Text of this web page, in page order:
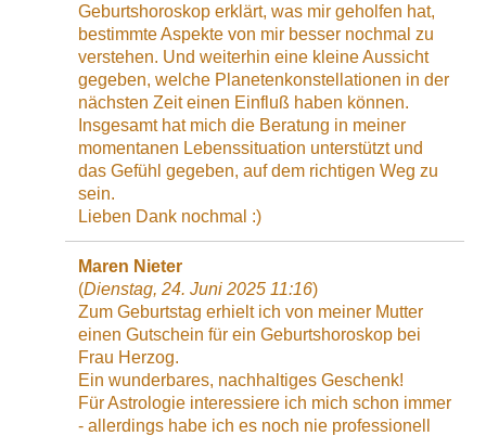
Geburtshoroskop erklärt, was mir geholfen hat,
bestimmte Aspekte von mir besser nochmal zu
verstehen. Und weiterhin eine kleine Aussicht
gegeben, welche Planetenkonstellationen in der
nächsten Zeit einen Einfluß haben können.
Insgesamt hat mich die Beratung in meiner
momentanen Lebenssituation unterstützt und
das Gefühl gegeben, auf dem richtigen Weg zu
sein.
Lieben Dank nochmal :)
Maren Nieter
(Dienstag, 24. Juni 2025 11:16)
Zum Geburtstag erhielt ich von meiner Mutter
einen Gutschein für ein Geburtshoroskop bei
Frau Herzog.
Ein wunderbares, nachhaltiges Geschenk!
Für Astrologie interessiere ich mich schon immer
- allerdings habe ich es noch nie professionell